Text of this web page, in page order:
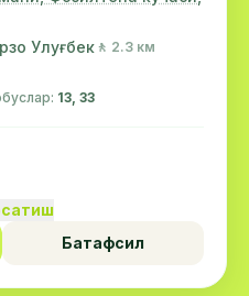
Улуғбек 🚶 2.3 км
13, 33
Батафсил